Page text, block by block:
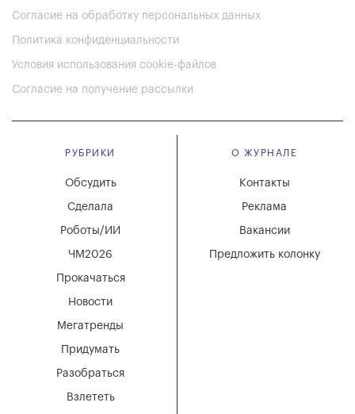
Согласие на обработку персональных данных
Политика конфиденциальности
Условия использования cookie-файлов
Согласие на получение рассылки
РУБРИКИ
Мегатренды
Придумать
Разобраться
Взлететь
Новости
Обсудить
Сделала
Роботы/ИИ
ЧМ2026
Прокачаться
О ЖУРНАЛЕ
Вакансии
Реклама
Контакты
Предложить колонку